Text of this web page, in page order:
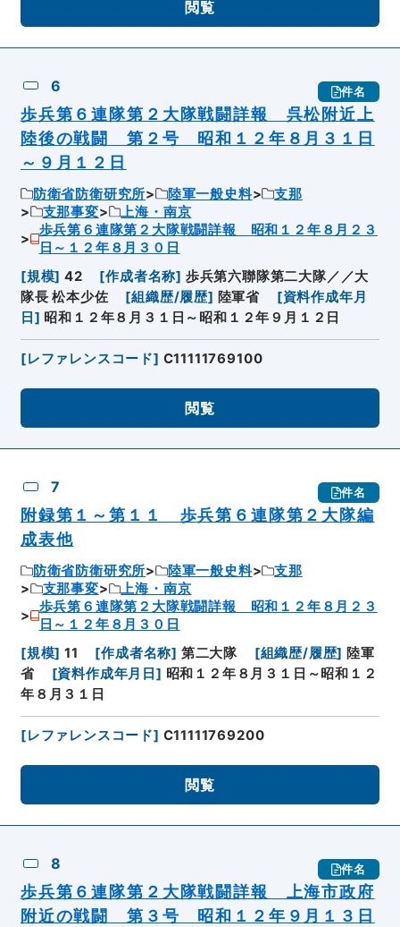
閲覧
6 件名
歩兵第６連隊第２大隊戦闘詳報 呉松附近上
陸後の戦闘 第２号 昭和１２年８月３１日
～９月１２日
防衛省防衛研究所 陸軍一般史料
支那
支那事変
上海・南京
歩兵第６連隊第２大隊戦闘詳報 昭和１２年８月２３
日～１２年８月３０日
[規模] 42 [作成者名称] 歩兵第六聯隊第二大隊／／大
隊長 松本少佐
[組織歴/履歴] 陸軍省 [資料作成年月
日 ] 昭和１２年８月３１日～昭和１２年９月１２日
[レファレンスコード] C11111769100
閲覧
7 件名
附録第１～第１１ 歩兵第６連隊第２大隊編
成表他
防衛省防衛研究所 陸軍一般史料
支那
支那事変
上海・南京
歩兵第６連隊第２大隊戦闘詳報 昭和１２年８月２３
日～１２年８月３０日
[規模] 11 [作成者名称] 第二大隊 [組織歴/履歴] 陸軍
省
[資料作成年月日 ] 昭和１２年８月３１日～昭和１２
年８月３１日
[レファレンスコード] C11111769200
閲覧
8 件名
歩兵第６連隊第２大隊戦闘詳報 上海市政府
附近の戦闘 第３号 昭和１２年９月１３日